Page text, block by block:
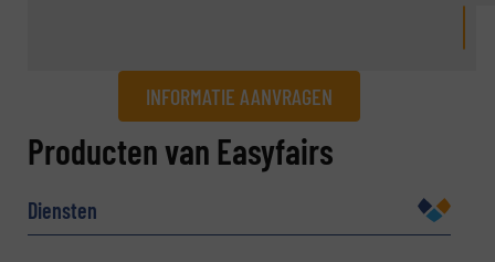
INFORMATIE AANVRAGEN
Informatie aanvragen
Producten van Easyfairs
Diensten